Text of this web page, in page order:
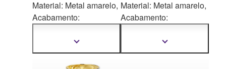
Material: Metal amarelo,
Acabamento:
transparenteMostrar
Material: Metal amarelo,
Acabamento:
transparenteMostrar